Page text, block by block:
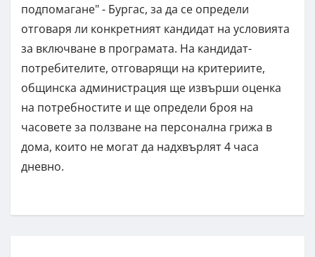
подпомагане" - Бургас, за да се определи
отговаря ли конкретният кандидат на условията
за включване в програмата. На кандидат-
потребителите, отговарящи на критериите,
общинска администрация ще извърши оценка
на потребностите и ще определи броя на
часовете за ползване на персонална грижа в
дома, които не могат да надхвърлят 4 часа
дневно.